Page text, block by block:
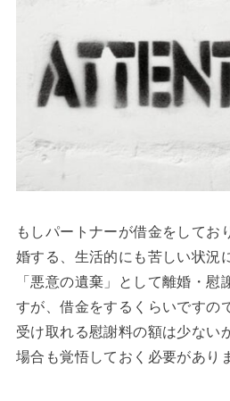
もしパートナーが借金をしてお
婚する、生活的にも苦しい状況
「悪意の遺棄」として離婚・慰
すが、借金をするくらいですの
受け取れる慰謝料の額は少ない
場合も覚悟しておく必要があり